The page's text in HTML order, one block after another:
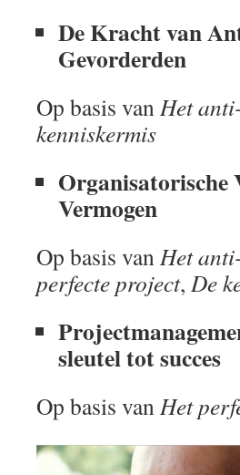
De Kracht van
Gevorderden
Op basis vanHet
kenniskermis
Organisatorische
Vermogen
Op basis vanHet
perfecte project, De
sleutel tot succes
Op basis vanHet